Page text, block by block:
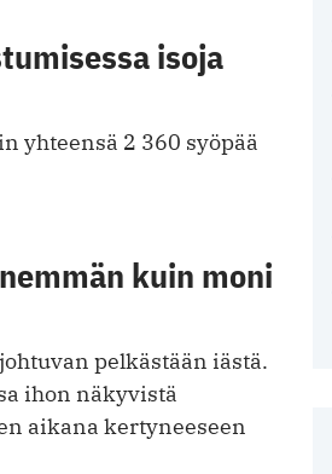
isoja
yhteensä 2 360 syöpää
kuin moni
pelkästään iästä.
ihon näkyvistä
aikana kertyneeseen